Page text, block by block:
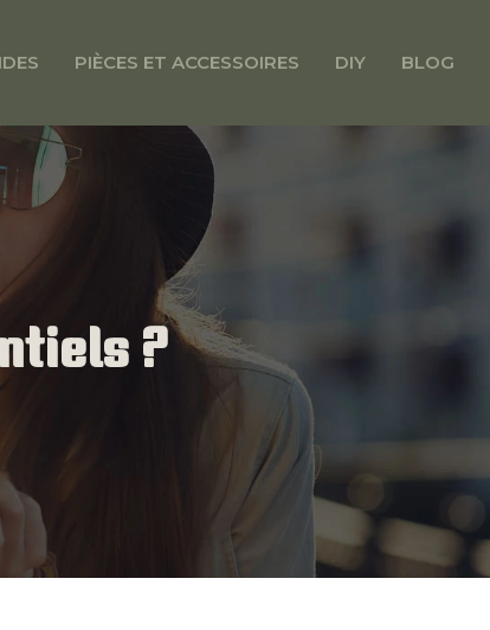
PIÈCES ET ACCESSOIRES DIY BLOG
?